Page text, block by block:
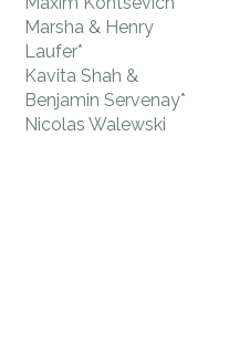
Marsha & Henry
Laufer*
Kavita Shah &
Benjamin Servenay*
Nicolas Walewski